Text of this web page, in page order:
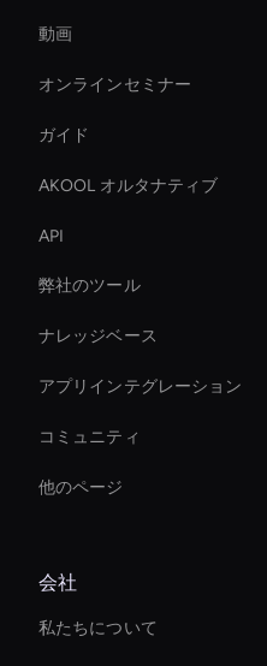
動画
オンラインセミナー
ガイド
AKOOL オルタナティブ
API
弊社のツール
ナレッジベース
アプリインテグレーション
コミュニティ
他のページ
Virtual Reality Avatar
Intelligent Virtual Agent
会社
私たちについて